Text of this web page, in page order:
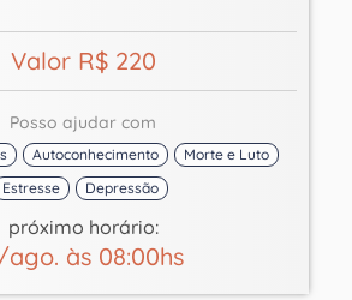
Valor R$ 220
Posso ajudar com
Autoconhecimento
Morte e Luto
Estresse
Depressão
próximo horário:
às 08:00hs